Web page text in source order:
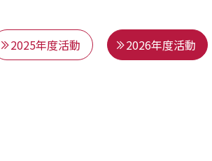
2025年度活動 2026年度活動